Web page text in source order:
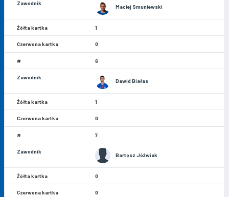
Maciej Smuniewski
1
0
6
Dawid Białas
1
0
7
Bartosz Jóźwiak
0
0